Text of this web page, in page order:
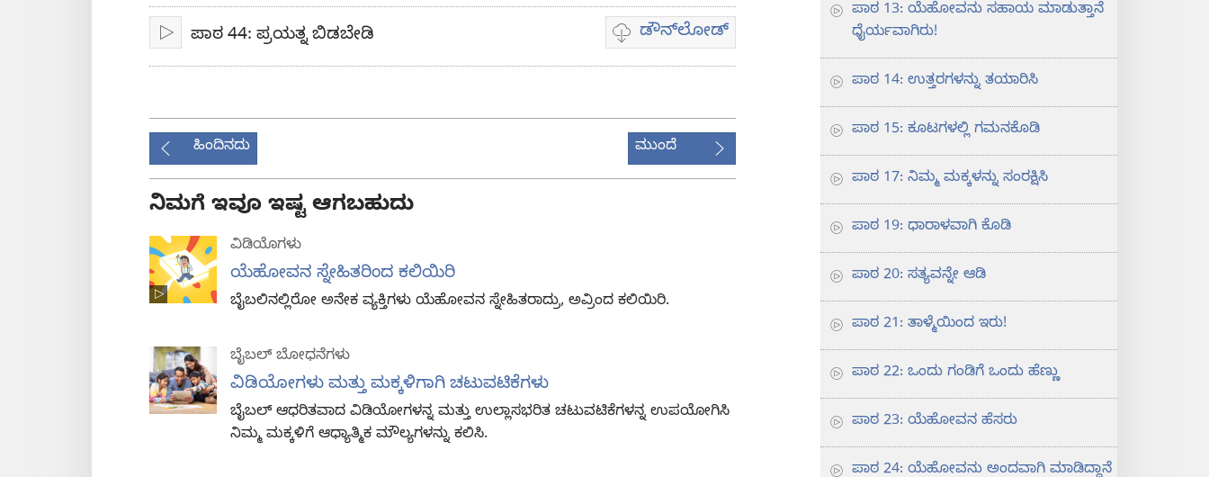
ಪ್ಲೇ ಪಾಠ 44: ಪ್ರಯತ್ನ ಬಿಡಬೇಡಿ ಡೌನ್‌ಲೋಡ್‌
ವಿಡಿಯೋ
ಡೌನ್‌ಲೋಡ್
ಹಿಂದಿನದು ಮುಂದೆ
ನಿಮಗೆ ಇವೂ ಇಷ್ಟ ಆಗಬಹುದು
ವಿಡಿಯೊಗಳು
ಯೆಹೋವನ ಸ್ನೇಹಿತರಿಂದ ಕಲಿಯಿರಿ
ಬೈಬಲಿನಲ್ಲಿರೋ ಅನೇಕ ವ್ಯಕ್ತಿಗಳು ಯೆಹೋವನ ಸ್ನೇಹಿತರಾದ್ರು, ಅವ್ರಿಂದ ಕಲಿಯಿರಿ.
ಬೈಬಲ್‌ ಬೋಧನೆಗಳು
ವಿಡಿಯೋಗಳು ಮತ್ತು ಮಕ್ಕಳಿಗಾಗಿ ಚಟುವಟಿಕೆಗಳು
ಬೈಬಲ್‌ ಆಧರಿತವಾದ ವಿಡಿಯೋಗಳನ್ನ ಮತ್ತು ಉಲ್ಲಾಸಭರಿತ ಚಟುವಟಿಕೆಗಳನ್ನ ಉಪಯೋಗಿಸಿ
ನಿಮ್ಮ ಮಕ್ಕಳಿಗೆ ಆಧ್ಯಾತ್ಮಿಕ ಮೌಲ್ಯಗಳನ್ನು ಕಲಿಸಿ.
ಪಾಠ 13: ಯೆಹೋವನು ಸಹಾಯ ಮಾಡುತ್ತಾನೆ
ಧೈರ್ಯವಾಗಿರು!
ಪಾಠ 14: ಉತ್ತರಗಳನ್ನು ತಯಾರಿಸಿ
ಪಾಠ 15: ಕೂಟಗಳಲ್ಲಿ ಗಮನಕೊಡಿ
ಪಾಠ 17: ನಿಮ್ಮ ಮಕ್ಕಳನ್ನು ಸಂರಕ್ಷಿಸಿ
ಪಾಠ 19: ಧಾರಾಳವಾಗಿ ಕೊಡಿ
ಪಾಠ 20: ಸತ್ಯವನ್ನೇ ಆಡಿ
ಪಾಠ 21: ತಾಳ್ಮೆಯಿಂದ ಇರು!
ಪಾಠ 22: ಒಂದು ಗಂಡಿಗೆ ಒಂದು ಹೆಣ್ಣು
ಪಾಠ 23: ಯೆಹೋವನ ಹೆಸರು
ಪಾಠ 24: ಯೆಹೋವನು ಅಂದವಾಗಿ ಮಾಡಿದ್ದಾನೆ